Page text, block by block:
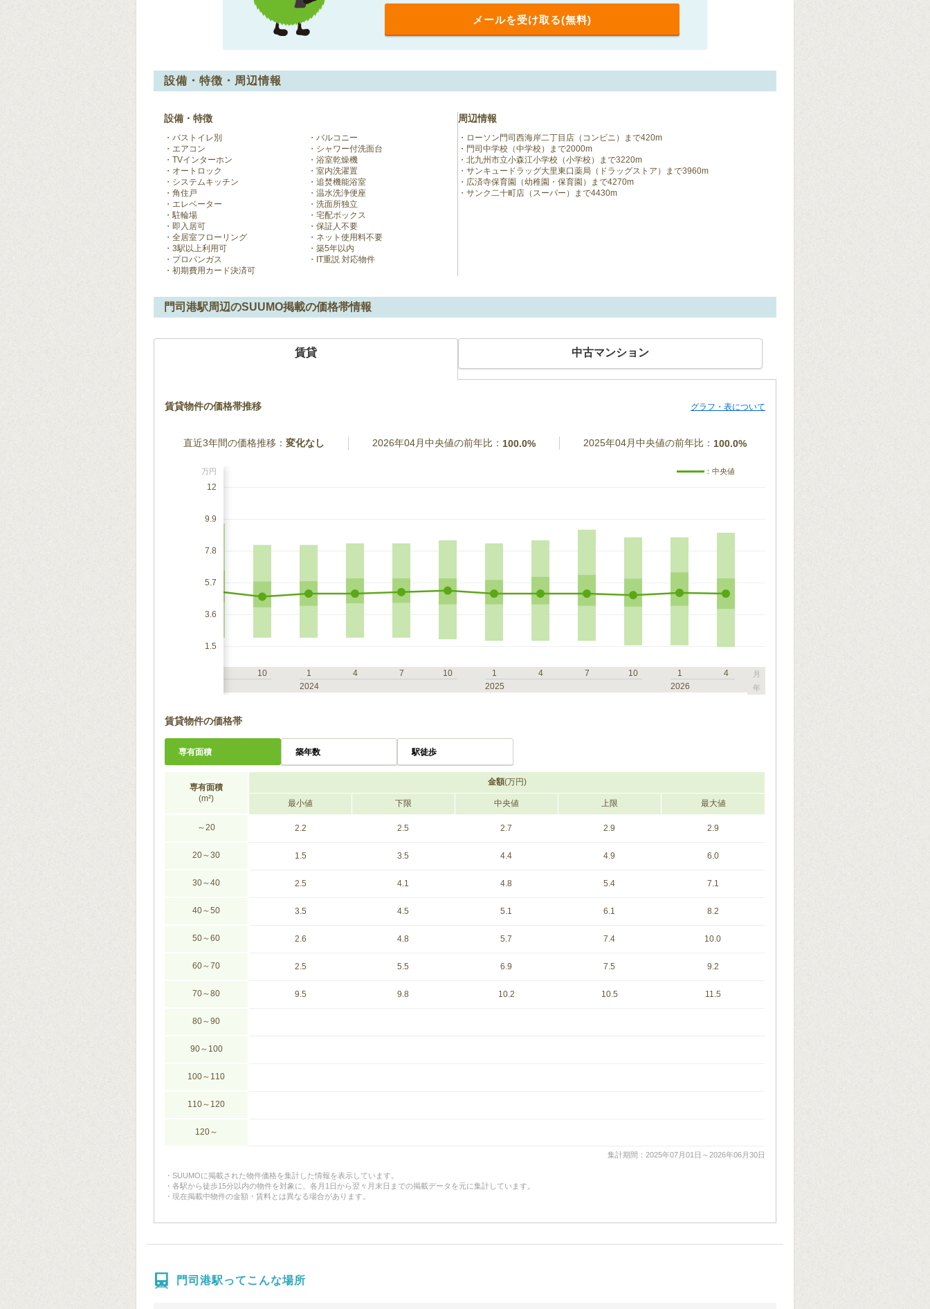
メールを受け取る(無料)
設備・特徴・周辺情報
設備・特徴
バストイレ別
バルコニー
エアコン
シャワー付洗面台
TVインターホン
浴室乾燥機
オートロック
室内洗濯置
システムキッチン
追焚機能浴室
角住戸
温水洗浄便座
エレベーター
洗面所独立
駐輪場
宅配ボックス
即入居可
保証人不要
全居室フローリング
ネット使用料不要
3駅以上利用可
築5年以内
プロパンガス
IT重説 対応物件
初期費用カード決済可
周辺情報
ローソン門司西海岸二丁目店（コンビニ）まで420m
門司中学校（中学校）まで2000m
北九州市立小森江小学校（小学校）まで3220m
サンキュードラッグ大里東口薬局（ドラッグストア）まで3960m
広済寺保育園（幼稚園・保育園）まで4270m
サンク二十町店（スーパー）まで4430m
門司港駅周辺のSUUMO掲載の価格帯情報
賃貸 中古マンション
賃貸物件の価格帯推移 グラフ・表について
直近3年間の価格推移： 変化なし 2026年04月中央値の前年比： 100.0% 2025年04月中央値の前年比： 100.0%
万円
12
9.9
7.8
5.7
3.6
1.5
：中央値
10
1 4 7
10
2024
1 4 7
10
2025
1
4
2026
月
年
賃貸物件の価格帯
専有面積 築年数 駅徒歩
専有面積
(m²)
金額(万円)
最小値 下限 中央値 上限 最大値
～20 2.2 2.5 2.7 2.9 2.9
20～30 1.5 3.5 4.4 4.9 6.0
30～40 2.5 4.1 4.8 5.4 7.1
40～50 3.5 4.5 5.1 6.1 8.2
50～60 2.6 4.8 5.7 7.4 10.0
60～70 2.5 5.5 6.9 7.5 9.2
70～80 9.5 9.8 10.2 10.5 11.5
80～90
90～100
100～110
110～120
120～
集計期間：2025年07月01日～2026年06月30日
SUUMOに掲載された物件価格を集計した情報を表示しています。
各駅から徒歩15分以内の物件を対象に、各月1日から翌々月末日までの掲載データを元に集計しています。
現在掲載中物件の金額・賃料とは異なる場合があります。
門司港駅ってこんな場所